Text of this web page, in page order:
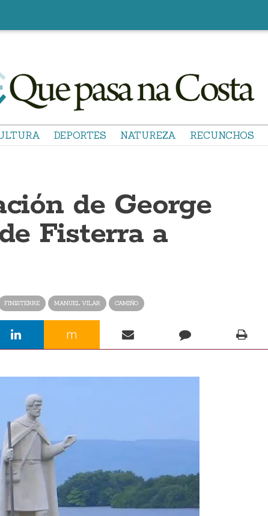
DEPORTES NATUREZA RECUNCHOS
de George
Fisterra a
FINISTERRE MANUEL VILAR CAMIÑO
m